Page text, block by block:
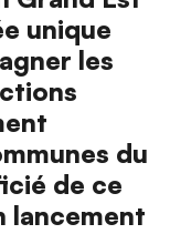
unique
les
du
de ce
lancement